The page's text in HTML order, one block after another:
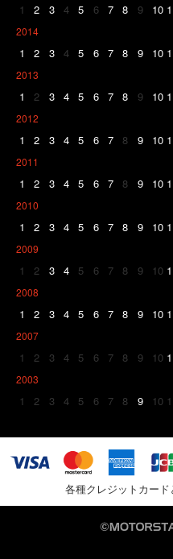
1 2 3 4 5 6 7 8 9 10
2014
1 2 3 4 5 6 7 8 9 10
2013
1 2 3 4 5 6 7 8 9 10
2012
1 2 3 4 5 6 7 8 9 10
2011
1 2 3 4 5 6 7 8 9 10
2010
1 2 3 4 5 6 7 8 9 10
2009
1 2 3 4 5 6 7 8 9 10
2008
1 2 3 4 5 6 7 8 9 10
2007
1 2 3 4 5 6 7 8 9 10
2003
1 2 3 4 5 6 7 8 9 10
各種クレジットカー